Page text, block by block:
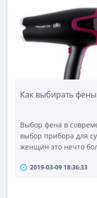
разберёмся вместе,
названием ..
Как выбирать фены
Выбор фена в
выбор прибора для
женщин это нечто
определиться, с
2019-03-09 18:36:33